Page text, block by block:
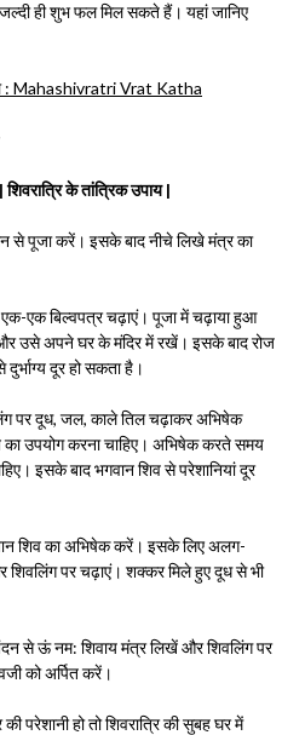
ही शुभ फल मिल सकते हैं। यहां जानिए
: Mahashivratri Vrat Katha
के तांत्रिक उपाय |
से पूजा करें। इसके बाद नीचे लिखे मंत्र का
एक-एक बिल्वपत्र चढ़ाएं। पूजा में चढ़ाया हुआ
उसे अपने घर के मंदिर में रखें। इसके बाद रोज
दूर हो सकता है।
पर दूध, जल, काले तिल चढ़ाकर अभिषेक
उपयोग करना चाहिए। अभिषेक करते समय
इसके बाद भगवान शिव से परेशानियां दूर
शिव का अभिषेक करें। इसके लिए अलग-
पर चढ़ाएं। शक्कर मिले हुए दूध से भी
से ऊं नम: शिवाय मंत्र लिखें और शिवलिंग पर
को अर्पित करें।
परेशानी हो तो शिवरात्रि की सुबह घर में